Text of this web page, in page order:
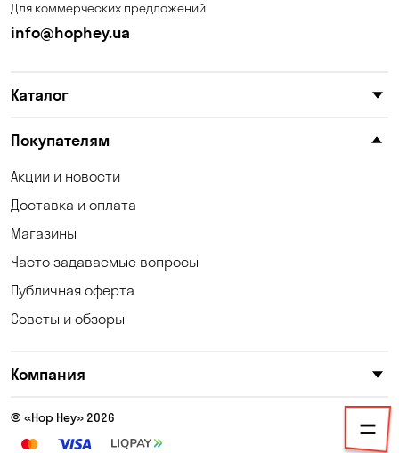
Калиновка
Киев
Княжичи
Котовка
Кременчуг
Кривуши
Для коммерческих предложений
info@hophey.ua
Каталог
Покупателям
Акции и новости
Доставка и оплата
Магазины
Часто задаваемые вопросы
Публичная оферта
Советы и обзоры
Компания
© «Hop Hey» 2026